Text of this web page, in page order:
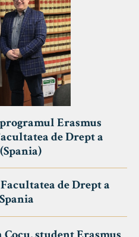
Erasmus
de Drept a
de Drept a